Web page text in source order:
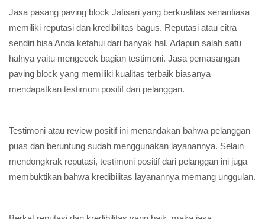
Jasa pasang paving block Jatisari yang berkualitas senantiasa
memiliki reputasi dan kredibilitas bagus. Reputasi atau citra
sendiri bisa Anda ketahui dari banyak hal. Adapun salah satu
halnya yaitu mengecek bagian testimoni. Jasa pemasangan
paving block yang memiliki kualitas terbaik biasanya
mendapatkan testimoni positif dari pelanggan.
Testimoni atau review positif ini menandakan bahwa pelanggan
puas dan beruntung sudah menggunakan layanannya. Selain
mendongkrak reputasi, testimoni positif dari pelanggan ini juga
membuktikan bahwa kredibilitas layanannya memang unggulan.